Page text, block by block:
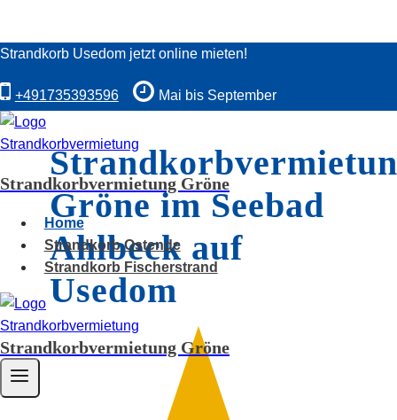
Inhalt
springen
Strandkorb Usedom jetzt online mieten!
+491735393596 Mai bis September
Strandkorbvermietung Gröne
Home
Strandkorb Ostende
Strandkorb Fischerstrand
Strandkorbvermietung Gröne
Gröne im Seebad
Ahlbeck auf
Usedom